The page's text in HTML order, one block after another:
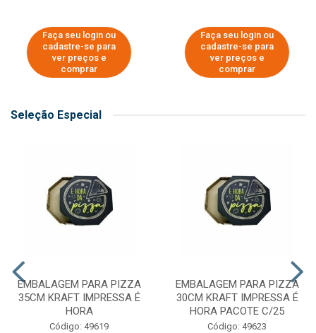
Faça seu login ou
cadastre-se para
ver preços e
comprar
Faça seu login ou
cadastre-se para
ver preços e
comprar
Seleção Especial
EMBALAGEM PARA PIZZA
35CM KRAFT IMPRESSA É
HORA
Código: 49619
EMBALAGEM PARA PIZZA
30CM KRAFT IMPRESSA É
HORA PACOTE C/25
Código: 49623